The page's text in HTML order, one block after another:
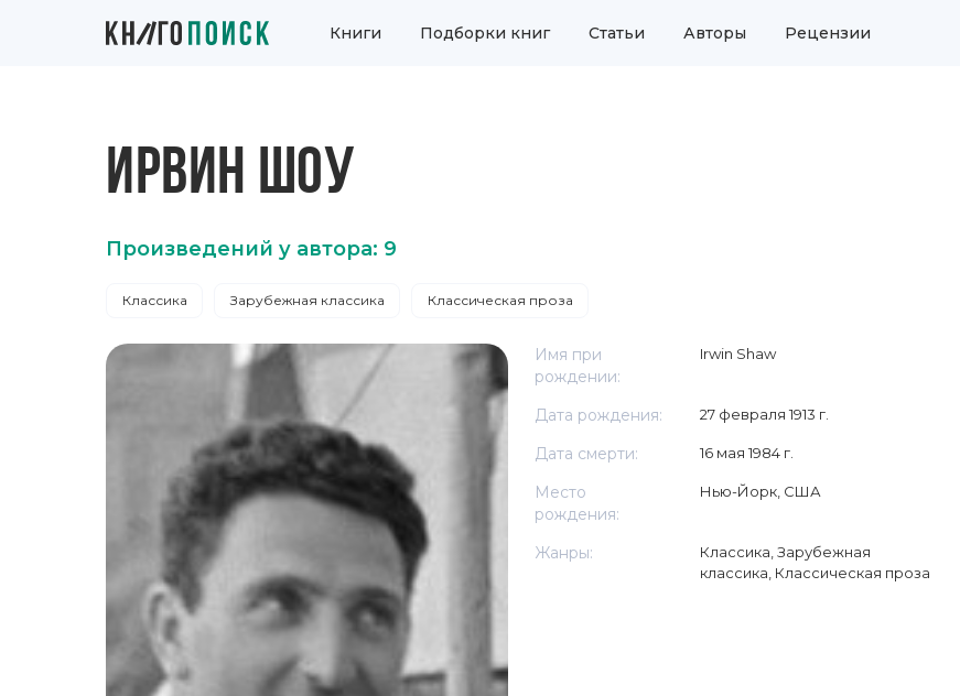
Книги Подборки книг Статьи Авторы Рецензии
ИРВИН ШОУ
Произведений у автора: 9
Классика Зарубежная классика Классическая проза
Имя при
рождении:
Irwin Shaw
Дата рождения: 27 февраля 1913 г.
Дата смерти: 16 мая 1984 г.
Место
рождения:
Нью-Йорк, США
Жанры: Классика Зарубежная
классика Классическая проза